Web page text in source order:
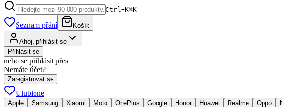
Ctrl+K⌘K
Seznam přání Košík
Ahoj, přihlásit se
Přihlásit se
nebo se přihlásit přes
Nemáte účet?
Zaregistrovat se
Ulubione
Apple Samsung Xiaomi Moto OnePlus Google Honor Huawei Realme Oppo